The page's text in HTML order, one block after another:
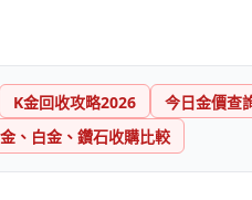
K金回收攻略2026
今日金價查
、白金、鑽石收購比較